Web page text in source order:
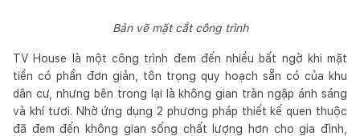
Bản vẽ mặt cắt công trình
TV House là một công trình đem đến nhiều bất ngờ khi mặt
tiền có phần đơn giản, tôn trọng quy hoạch sẵn có của khu
dân cư, nhưng bên trong lại là không gian tràn ngập ánh sáng
và khí tươi. Nhờ ứng dụng 2 phương pháp thiết kế quen thuộc
đã đem đến không gian sống chất lượng hơn cho gia đình,